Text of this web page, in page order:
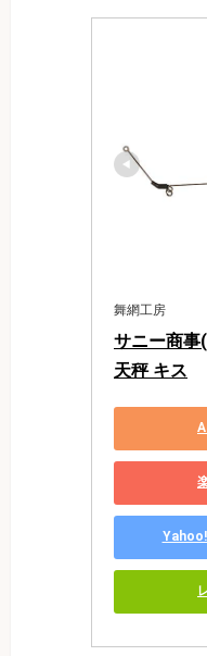
舞網工房
サニー商事
天秤 キス